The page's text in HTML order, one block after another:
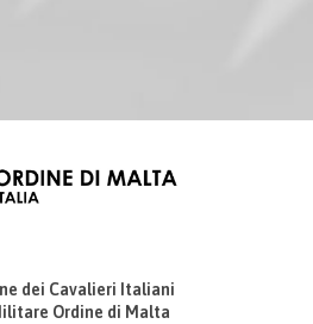
dei Cavalieri Italiani
Ordine di Malta